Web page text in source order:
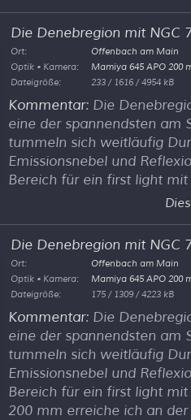
Die Denebregion mit NGC
Ort:
Offenbach am Main
Optik • Kamera:
Mamiya 645 APO 200
Dateigröße:
233 / 1616 / 4954 kB
Kommentar: Die
eine der spannendsten am
tummeln sich weitläufig
Emissionsnebel und
Bereich für ein first light mit
Die Denebregion mit NGC
Ort:
Offenbach am Main
Optik • Kamera:
Mamiya 645 APO 200
Dateigröße:
175 / 1309 / 4223 kB
Kommentar: Die
eine der spannendsten am
tummeln sich weitläufig
Emissionsnebel und
Bereich für ein first light
200 mm erreiche ich an der